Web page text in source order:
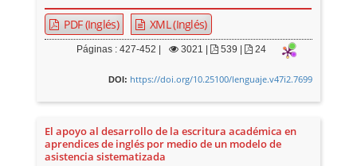
PDF (Inglés) XML (Inglés)
Páginas : 427-452 | 3021 | 539 | 24
DOI: https://doi.org/10.25100/lenguaje.v47i2.7699
El apoyo al desarrollo de la escritura académica en
aprendices de inglés por medio de un modelo de
asistencia sistematizada